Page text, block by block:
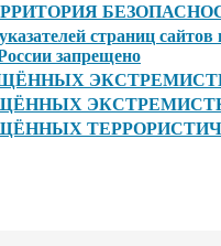
БЕЗОПАСНОСТИ
страниц сайтов в
запрещено